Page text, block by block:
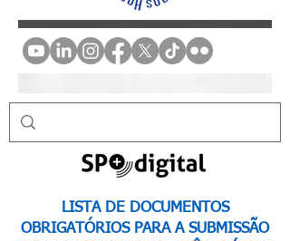
LISTA DE DOCUMENTOS
OBRIGATÓRIOS PARA A SUBMISSÃO